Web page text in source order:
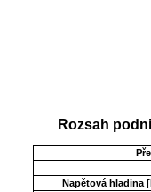
Rozsah
Napětová hladina